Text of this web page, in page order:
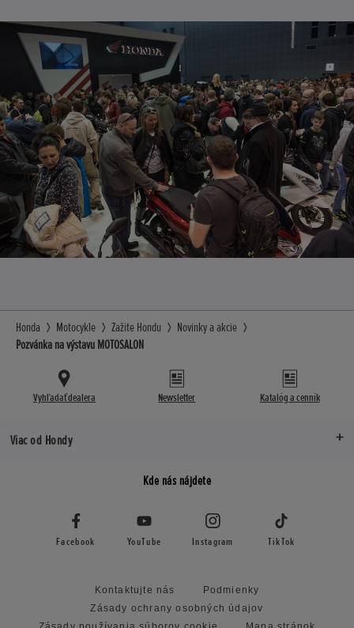
Honda Motocykle Zažite Hondu
Novinky a akcie
Pozvánka na výstavu MOTOSALON
Vyhľadať dealera Newsletter Katalóg a cenník
Viac od Hondy
Kde nás nájdete
Facebook YouTube Instagram TikTok
Kontaktujte nás
Podmienky
Zásady ochrany osobných údajov